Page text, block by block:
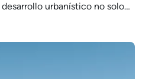
urbanístico no solo
restaurantes y actividades…